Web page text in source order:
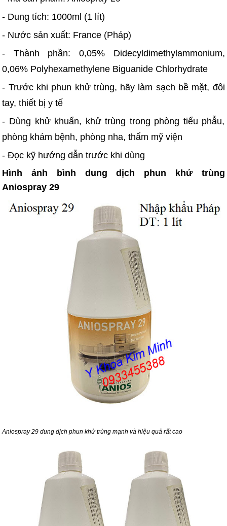
- Dung tích: 1000ml (1 lít)
- Nước sản xuất: France (Pháp)
- Thành phần: 0,05% Didecyldimethylammonium,
0,06% Polyhexamethylene Biguanide Chlorhydrate
- Trước khi phun khử trùng, hãy làm sạch bề mặt, đôi
tay, thiết bị y tế
- Dùng khử khuẩn, khử trùng trong phòng tiểu phẫu,
phòng khám bệnh, phòng nha, thẩm mỹ viện
- Đọc kỹ hướng dẫn trước khi dùng
Hình ảnh bình dung dịch phun khử trùng
Aniospray 29
Aniospray 29 dung dịch phun khử trùng mạnh và hiệu quả rất cao